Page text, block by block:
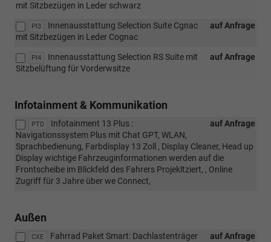
mit Sitzbezügen in Leder schwarz
PI3 auf Anfrage
Innenausstattung Selection Suite Cgnac
mit Sitzbezügen in Leder Cognac
PI4 auf Anfrage
Innenausstattung Selection RS Suite mit
Sitzbelüftung für Vorderwsitze
Infotainment & Kommunikation
PTD auf Anfrage
Infotainment 13 Plus :
Navigationssystem Plus mit Chat GPT, WLAN,
Sprachbedienung, Farbdisplay 13 Zoll , Display Cleaner, Head up
Display wichtige Fahrzeuginformationen werden auf die
Frontscheibe im Blickfeld des Fahrers Projekltziert, , Online
Zugriff für 3 Jahre über we Connect,
Außen
CXE auf Anfrage
Fahrrad Paket Smart: Dachlastenträger